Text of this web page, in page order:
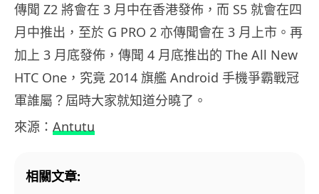
傳聞 Z2 將會在 3 月中在香港發佈，而 S5 就會在四
月中推出，至於 G PRO 2 亦傳聞會在 3 月上市。再
加上 3 月底發佈，傳聞 4 月底推出的 The All New
HTC One，究竟 2014 旗艦 Android 手機爭霸戰冠
軍誰屬？屆時大家就知道分曉了。
來源： Antutu
相關文章: